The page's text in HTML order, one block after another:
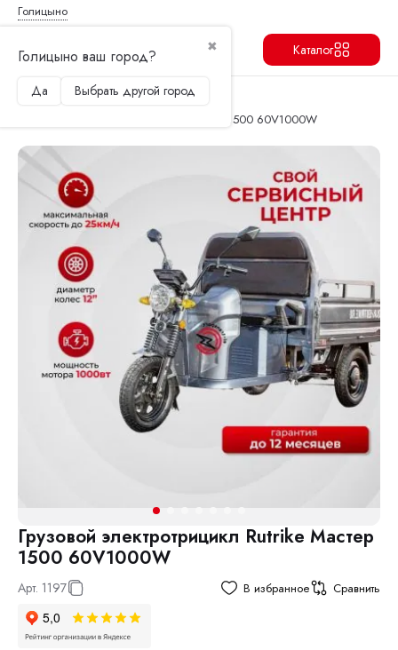
Голицыно
✖
Голицыно ваш город?
Да Выбрать другой город
Каталог
Главная
Электротрициклы
Грузовой электротрицикл Rutrike Мастер 1500 60V1000W
Грузовой электротрицикл Rutrike Мастер
1500 60V1000W
Арт. 1197 В избранное Сравнить
Продолжить